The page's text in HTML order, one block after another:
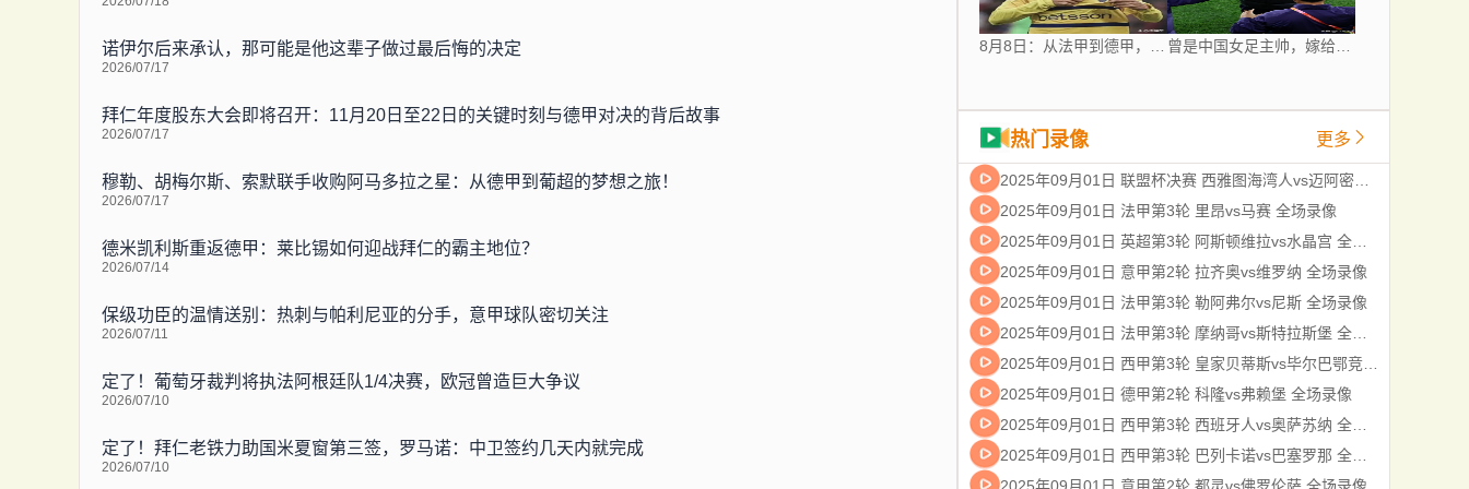
诺伊尔后来承认，那可能是他这辈子做过最后悔的决定
2026/07/17
拜仁年度股东大会即将召开：11月20日至22日的关键时刻与德甲对决的背后故事
2026/07/17
穆勒、胡梅尔斯、索默联手收购阿马多拉之星：从德甲到葡超的梦想之旅！
2026/07/17
德米凯利斯重返德甲：莱比锡如何迎战拜仁的霸主地位？
2026/07/14
保级功臣的温情送别：热刺与帕利尼亚的分手，意甲球队密切关注
2026/07/11
定了！葡萄牙裁判将执法阿根廷队1/4决赛，欧冠曾造巨大争议
2026/07/10
定了！拜仁老铁力助国米夏窗第三签，罗马诺：中卫签约几天内就完成
2026/07/10
热门录像 更多
2025年09月01日 法甲第3轮 里昂vs马赛 全场录像
2025年09月01日 意甲第2轮 拉齐奥vs维罗纳 全场录像
2025年09月01日 法甲第3轮 勒阿弗尔vs尼斯 全场录像
2025年09月01日 德甲第2轮 科隆vs弗赖堡 全场录像